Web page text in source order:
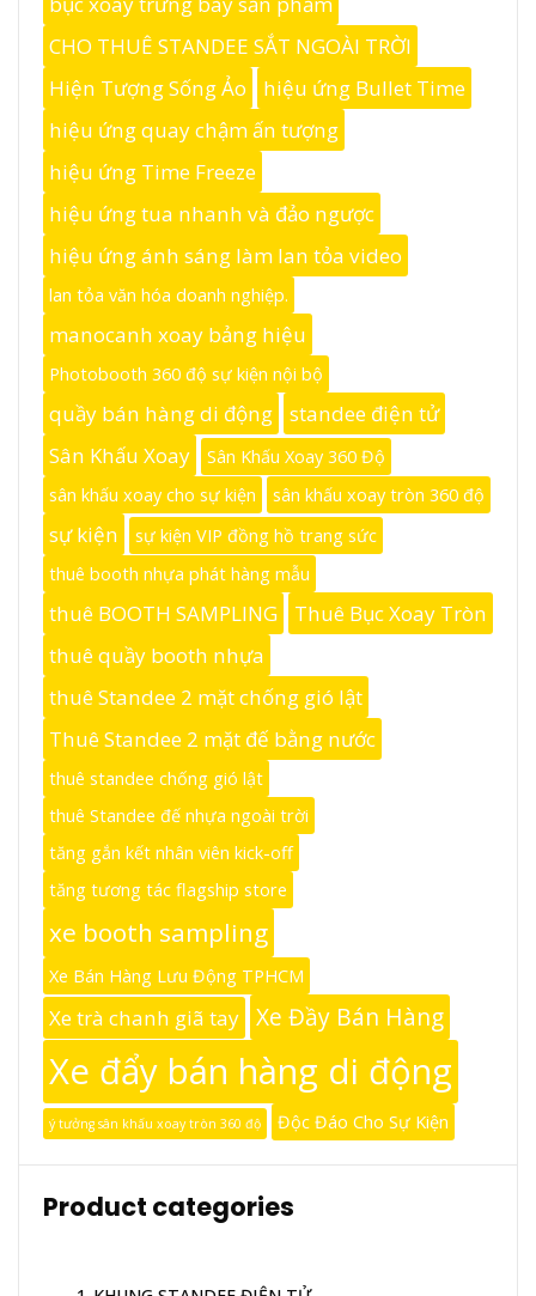
CHO THUÊ STANDEE SẮT NGOÀI TRỜI
Hiện Tượng Sống Ảo
hiệu ứng Bullet Time
hiệu ứng quay chậm ấn tượng
hiệu ứng Time Freeze
hiệu ứng tua nhanh và đảo ngược
hiệu ứng ánh sáng làm lan tỏa video
lan tỏa văn hóa doanh nghiệp.
manocanh xoay bảng hiệu
Photobooth 360 độ sự kiện nội bộ
quầy bán hàng di động
standee điện tử
Sân Khấu Xoay
Sân Khấu Xoay 360 Độ
sân khấu xoay cho sự kiện
sân khấu xoay tròn 360 độ
sự kiện
sự kiện VIP đồng hồ trang sức
thuê booth nhựa phát hàng mẫu
thuê BOOTH SAMPLING
Thuê Bục Xoay Tròn
thuê quầy booth nhựa
thuê Standee 2 mặt chống gió lật
Thuê Standee 2 mặt đế bằng nước
thuê standee chống gió lật
thuê Standee đế nhựa ngoài trời
tăng gắn kết nhân viên kick-off
tăng tương tác flagship store
xe booth sampling
Xe Bán Hàng Lưu Động TPHCM
Xe trà chanh giã tay Xe Đầy Bán Hàng
Xe đẩy bán hàng di động
ý tưởng sân khấu xoay tròn 360 độ Độc Đáo Cho Sự Kiện
Product categories